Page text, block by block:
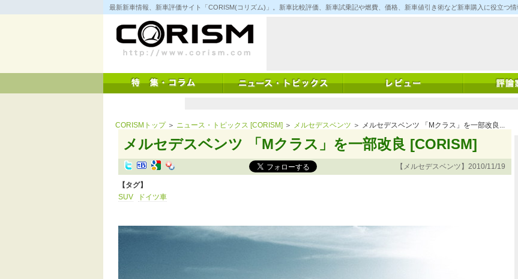
コ
ン
キ
ッ
最新新車情報、新車評価サイト「CORISM(コリズム)」。新車比較評価、新車試乗記や燃費、価格、新車値引き術など新車購入に役立つ
CORISMトップ＞ ニュース・トピックス [CORISM] ＞ メルセデスベンツ ＞ メルセデスベンツ 「Mクラス」を一部改良...
メルセデスベンツ 「Mクラス」を一部改良 [CORISM]
【メルセデスベンツ】2010/11/19
【タグ】
SUV
ドイツ車